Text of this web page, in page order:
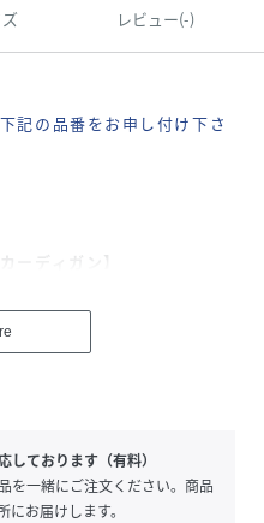
レビュー(-)
記の品番をお申し付け下さ
ーディガン】
イなタッチと程よい透け感
。数種類の編み柄をミック
プス感覚で一枚着としても
けで、着こなしにニュアン
ております（有料）
を一緒にご注文ください。商品
お届けします。